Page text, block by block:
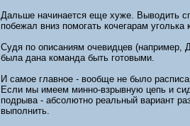
Дальше начинается еще хуже. Выводить
побежал вниз помогать кочегарам уголька
Судя по описаниям очевидцев (например,
была дана команда быть готовыми.
И самое главное - вообще не было
Если мы имеем минно-взрывную цепь и
подрыва - абсолютно реальный вариант
выполнить.